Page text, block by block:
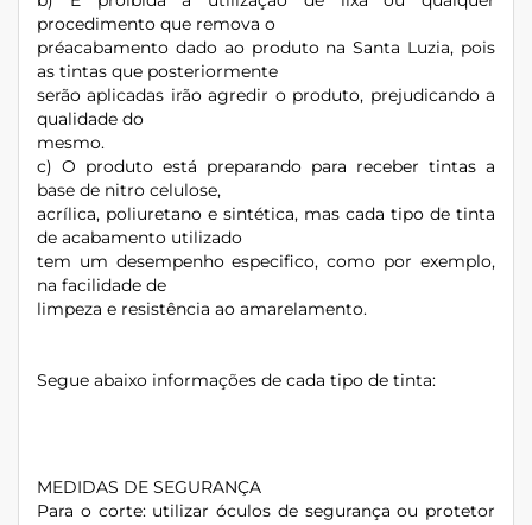
procedimento que remova o
préacabamento dado ao produto na Santa Luzia, pois
as tintas que posteriormente
serão aplicadas irão agredir o produto, prejudicando a
qualidade do
mesmo.
c) O produto está preparando para receber tintas a
base de nitro celulose,
acrílica, poliuretano e sintética, mas cada tipo de tinta
de acabamento utilizado
tem um desempenho especifico, como por exemplo,
na facilidade de
limpeza e resistência ao amarelamento.
Segue abaixo informações de cada tipo de tinta:
MEDIDAS DE SEGURANÇA
Para o corte: utilizar óculos de segurança ou protetor